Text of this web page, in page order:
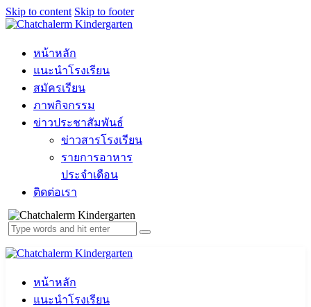
Skip to content Skip to footer
หน้าหลัก
แนะนำโรงเรียน
สมัครเรียน
ภาพกิจกรรม
ข่าวประชาสัมพันธ์
ข่าวสารโรงเรียน
รายการอาหาร
ประจำเดือน
ติดต่อเรา
หน้าหลัก
แนะนำโรงเรียน